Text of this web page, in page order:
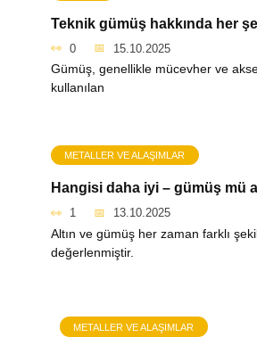
Teknik gümüş hakkında her
0 15.10.2025
Gümüş, genellikle mücevher ve
kullanılan
METALLER VE ALAŞIMLAR
Hangisi daha iyi – gümüş mü
1 13.10.2025
Altın ve gümüş her zaman farklı
değerlenmiştir.
METALLER VE ALAŞIMLAR